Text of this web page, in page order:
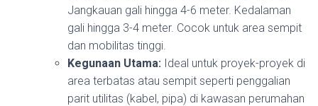
Jangkauan gali hingga 4-6 meter. Kedalaman
gali hingga 3-4 meter. Cocok untuk area sempit
dan mobilitas tinggi.
Kegunaan Utama: Ideal untuk proyek-proyek di
area terbatas atau sempit seperti penggalian
parit utilitas (kabel, pipa) di kawasan perumahan